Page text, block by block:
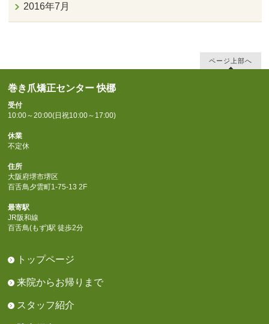
2016年7月
ページ上部へ
巻き爪矯正センター 快梛
受付
10:00～20:00(日祝10:00～17:00)
休業
不定休
住所
大阪府堺市堺区
百舌鳥夕雲町1-75-13 2F
最寄駅
JR阪和線
百舌鳥(もず)駅 徒歩2分
トップページ
来院からお帰りまで
スタッフ紹介